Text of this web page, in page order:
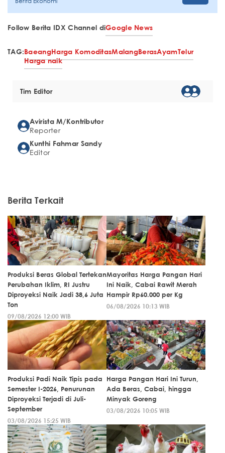
Follow Berita IDX Channel diGoogle News
TAG:BaeangHarga KomoditasMalangBerasAyamTelur
Harga naik
Tim Editor
Avirista M/Kontributor
Reporter
Kunthi Fahmar Sandy
Editor
Berita Terkait
Produksi Beras Global Tertekan
Perubahan Iklim, RI Justru
Diproyeksi Naik Jadi 38,6 Juta
Ton
09/08/2026 12:00 WIB
Mayoritas Harga Pangan Hari
Ini Naik, Cabai Rawit Merah
Hampir Rp60.000 per Kg
06/08/2026 10:13 WIB
Produksi Padi Naik Tipis pada
Semester I-2026, Penurunan
Diproyeksi Terjadi di Juli-
September
03/08/2026 15:25 WIB
Harga Pangan Hari Ini Turun,
Ada Beras, Cabai, hingga
Minyak Goreng
03/08/2026 10:05 WIB